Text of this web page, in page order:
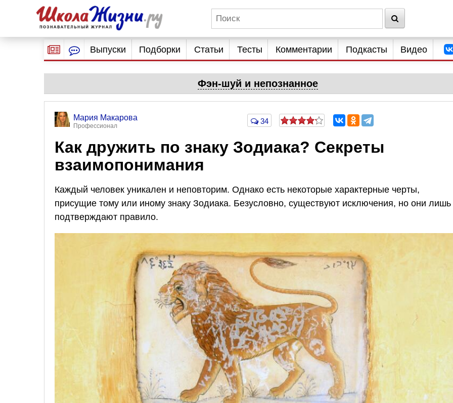
Выпуски Подборки Статьи Тесты Комментарии Подкасты Видео
Фэн-шуй и непознанное
Мария Макарова
Профессионал
34
Как дружить по знаку Зодиака? Секреты
взаимопонимания
Каждый человек уникален и неповторим. Однако есть некоторые характерные черты,
присущие тому или иному знаку Зодиака. Безусловно, существуют исключения, но они лишь
подтверждают правило.